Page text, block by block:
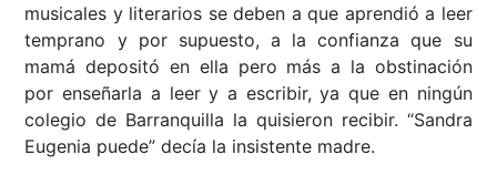
musicales y literarios se deben a que aprendió a leer
temprano y por supuesto, a la confianza que su
mamá depositó en ella pero más a la obstinación
por enseñarla a leer y a escribir, ya que en ningún
colegio de Barranquilla la quisieron recibir. “Sandra
Eugenia puede” decía la insistente madre.